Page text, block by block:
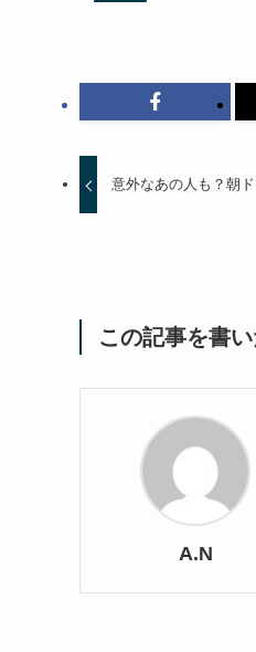
意外なあの人も？朝
この記事を書い
A.N